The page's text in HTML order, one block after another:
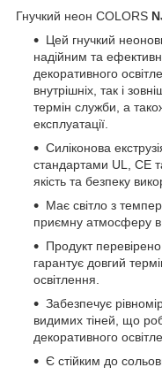
Гнучкий неон COLORS
Цей гнучкий
надійним та
декоративного
внутрішніх, так і
термін служби, а
експлуатації.
Силіконова
стандартами UL, CE
якість та безпеку
Має світло з
приємну атмосферу в
Продукт
гарантує довгий
освітлення.
Забезпечує
видимих тіней, що
декоративного
Є стійким до